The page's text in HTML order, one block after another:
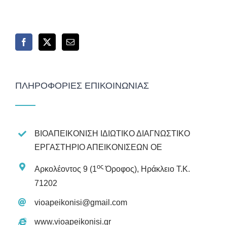
ΠΛΗΡΟΦΟΡΊΕΣ ΕΠΙΚΟΙΝΩΝΊΑΣ
ΒΙΟΑΠΕΙΚΟΝΙΣΗ ΙΔΙΩΤΙΚΟ ΔΙΑΓΝΩΣΤΙΚΟ
ΕΡΓΑΣΤΗΡΙΟ ΑΠΕΙΚΟΝΙΣΕΩΝ ΟΕ
Αρκολέοντος 9 (1ος Όροφος), Ηράκλειο Τ.Κ.
71202
vioapeikonisi@gmail.com
www.vioapeikonisi.gr